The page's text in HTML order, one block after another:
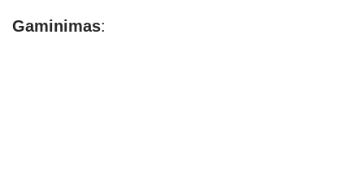
Gaminimas: